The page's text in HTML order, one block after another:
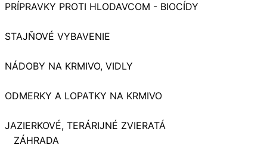
PRÍPRAVKY PROTI HLODAVCOM - BIOCÍDY
STAJŇOVÉ VYBAVENIE
NÁDOBY NA KRMIVO, VIDLY
ODMERKY A LOPATKY NA KRMIVO
JAZIERKOVÉ, TERÁRIJNÉ ZVIERATÁ
ZÁHRADA